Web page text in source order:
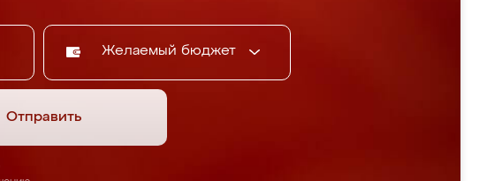
Желаемый бюджет
Отправить